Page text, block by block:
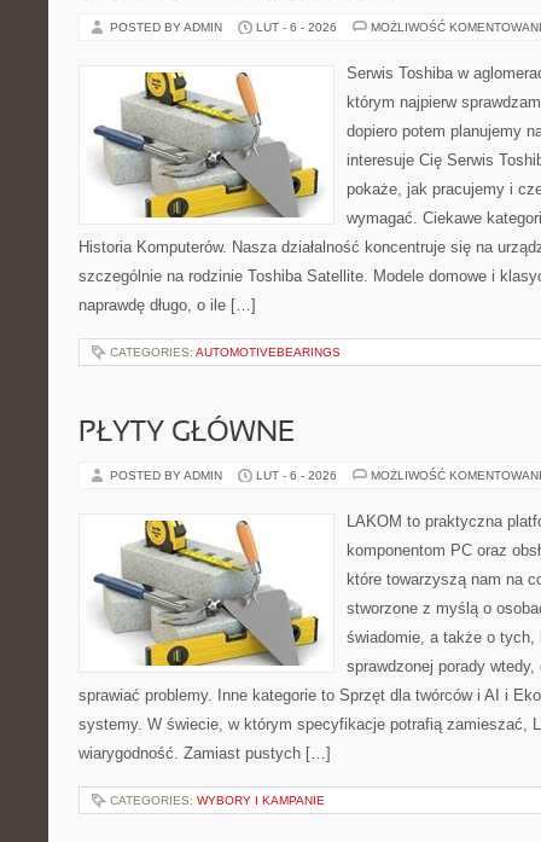
POSTED BY ADMIN LUT - 6 - 2026 MOŻLIWOŚĆ
Serwis Toshiba w
którym najpierw
dopiero potem planujemy
interesuje Cię Serwis
pokaże, jak pracujemy i
wymagać. Ciekawe
Historia Komputerów. Nasza działalność koncentruje się na
szczególnie na rodzinie Toshiba Satellite. Modele domowe i
naprawdę długo, o ile […]
CATEGORIES: AUTOMOTIVEBEARINGS
PŁYTY GŁÓWNE
POSTED BY ADMIN LUT - 6 - 2026 MOŻLIWOŚĆ
LAKOM to praktyczna
komponentom PC oraz
które towarzyszą nam na
stworzone z myślą o
świadomie, a także o tych,
sprawdzonej porady
sprawiać problemy. Inne kategorie to Sprzęt dla twórców i AI i
systemy. W świecie, w którym specyfikacje potrafią zamieszać,
wiarygodność. Zamiast pustych […]
CATEGORIES: WYBORY I KAMPANIE